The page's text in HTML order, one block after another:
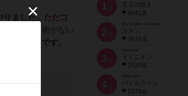
ました。 ただコ
上干渉する術がない
のが苦手です。
1 位
宝石の煌き
4041名
2 位
Die Siedler von Catan
カタン
3616名
3 位
ドミニオン
2530名
4位
Battle Line
バトルライン
2379名